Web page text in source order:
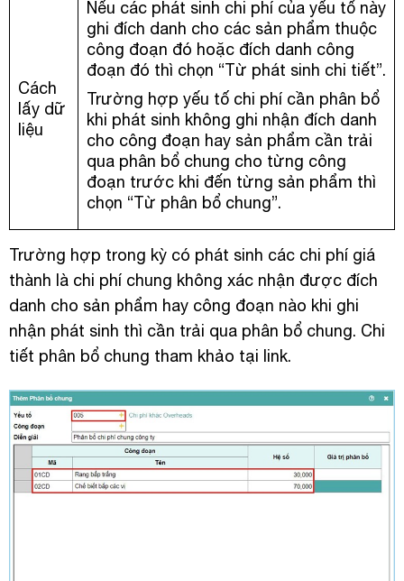
Cách
lấy dữ
liệu
Nếu các phát sinh chi phí của yếu tố này
ghi đích danh cho các sản phẩm thuộc
công đoạn đó hoặc đích danh công
đoạn đó thì chọn “Từ phát sinh chi tiết”.
Trường hợp yếu tố chi phí cần phân bổ
khi phát sinh không ghi nhận đích danh
cho công đoạn hay sản phẩm cần trải
qua phân bổ chung cho từng công
đoạn trước khi đến từng sản phẩm thì
chọn “Từ phân bổ chung”.
Trường hợp trong kỳ có phát sinh các chi phí giá
thành là chi phí chung không xác nhận được đích
danh cho sản phẩm hay công đoạn nào khi ghi
nhận phát sinh thì cần trải qua phân bổ chung. Chi
tiết phân bổ chung tham khảo tại link.